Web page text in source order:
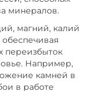
минералов.
магний, калий
переизбыток
Например,
камней в
в работе